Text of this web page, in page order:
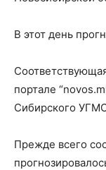
В этот день
портале
Сибирского
Прежде всего